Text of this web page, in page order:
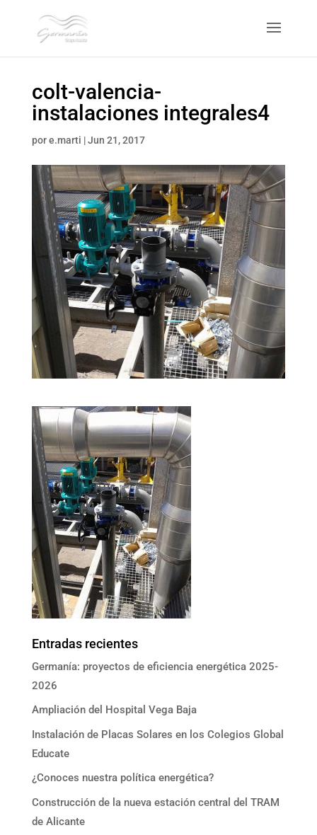
colt-valencia-
instalaciones integrales4
pore.marti |Jun 21, 2017
Entradas recientes
Germanía: proyectos de eficiencia energética 2025-
2026
Ampliación del Hospital Vega Baja
Instalación de Placas Solares en los Colegios Global
Educate
¿Conoces nuestra política energética?
Construcción de la nueva estación central del TRAM
de Alicante